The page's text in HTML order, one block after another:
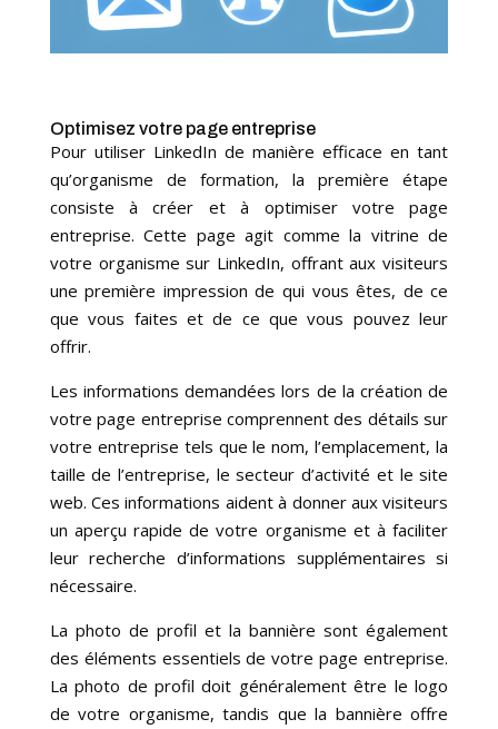
Optimisez votre page entreprise
Pour utiliser LinkedIn de manière efficace en tant
qu’organisme de formation, la première étape
consiste à créer et à optimiser votre page
entreprise. Cette page agit comme la vitrine de
votre organisme sur LinkedIn, offrant aux visiteurs
une première impression de qui vous êtes, de ce
que vous faites et de ce que vous pouvez leur
offrir.
Les informations demandées lors de la création de
votre page entreprise comprennent des détails sur
votre entreprise tels que le nom, l’emplacement, la
taille de l’entreprise, le secteur d’activité et le site
web. Ces informations aident à donner aux visiteurs
un aperçu rapide de votre organisme et à faciliter
leur recherche d’informations supplémentaires si
nécessaire.
La photo de profil et la bannière sont également
des éléments essentiels de votre page entreprise.
La photo de profil doit généralement être le logo
de votre organisme, tandis que la bannière offre